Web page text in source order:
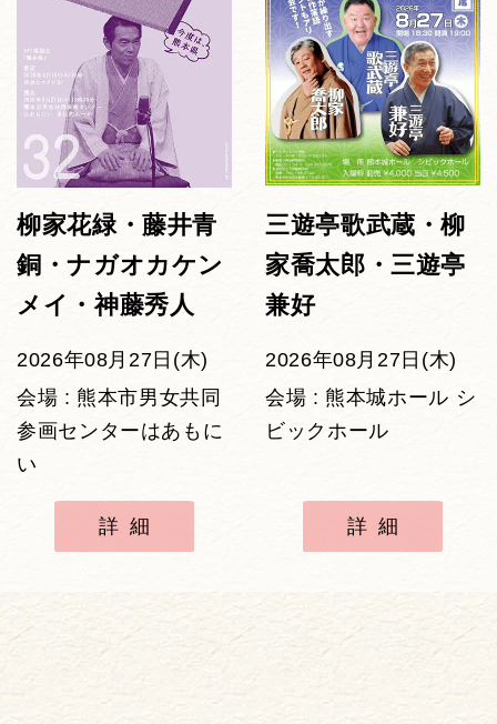
柳家花緑・藤井青
銅・ナガオカケン
メイ・神藤秀人
2026年08月27日(木)
会場 : 熊本市男女共同
参画センターはあもに
い
詳細
三遊亭歌武蔵・柳
家喬太郎・三遊亭
兼好
2026年08月27日(木)
会場 : 熊本城ホール シ
ビックホール
詳細